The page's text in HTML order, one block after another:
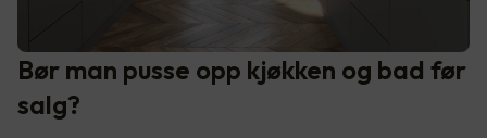
Bør man pusse opp kjøkken og bad før
salg?